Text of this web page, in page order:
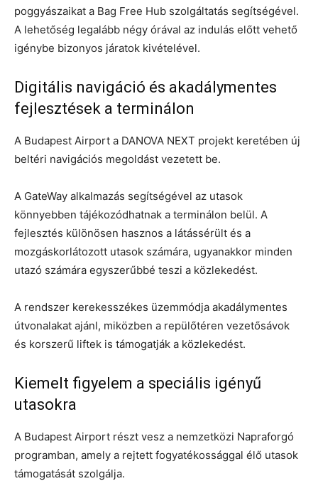
poggyászaikat a Bag Free Hub szolgáltatás segítségével.
A lehetőség legalább négy órával az indulás előtt vehető
igénybe bizonyos járatok kivételével.
Digitális navigáció és akadálymentes
fejlesztések a terminálon
A Budapest Airport a DANOVA NEXT projekt keretében új
beltéri navigációs megoldást vezetett be.
A GateWay alkalmazás segítségével az utasok
könnyebben tájékozódhatnak a terminálon belül. A
fejlesztés különösen hasznos a látássérült és a
mozgáskorlátozott utasok számára, ugyanakkor minden
utazó számára egyszerűbbé teszi a közlekedést.
A rendszer kerekesszékes üzemmódja akadálymentes
útvonalakat ajánl, miközben a repülőtéren vezetősávok
és korszerű liftek is támogatják a közlekedést.
Kiemelt figyelem a speciális igényű
utasokra
A Budapest Airport részt vesz a nemzetközi Napraforgó
programban, amely a rejtett fogyatékossággal élő utasok
támogatását szolgálja.